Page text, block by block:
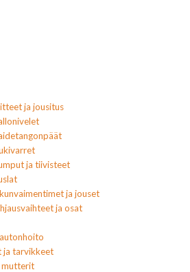
ja jousitus
ja tiivisteet
ja jouset
ja osat
ja tarvikkeet
mutterit